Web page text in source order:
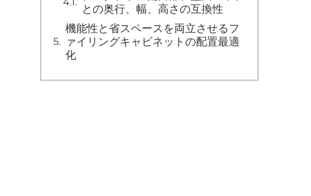
との奥行、幅、高さの互換性
機能性と省スペースを両立させるフ
ァイリングキャビネットの配置最適
化